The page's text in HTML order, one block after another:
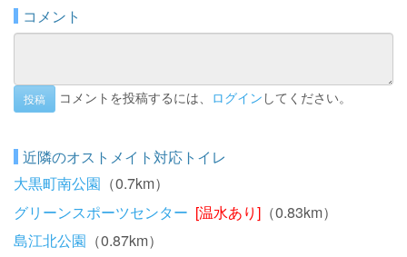
コメント
投稿 コメントを投稿するには、 ログイン してください。
近隣のオストメイト対応トイレ
大黒町南公園 （0.7km）
グリーンスポーツセンター [温水あり] （0.83km）
島江北公園 （0.87km）